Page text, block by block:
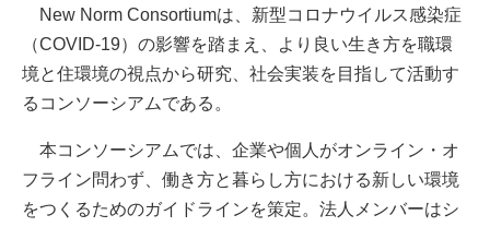
New Norm Consortiumは、新型コロナウイルス感染症
（COVID-19）の影響を踏まえ、より良い生き方を職環
境と住環境の視点から研究、社会実装を目指して活動す
るコンソーシアムである。
本コンソーシアムでは、企業や個人がオンライン・オ
フライン問わず、働き方と暮らし方における新しい環境
をつくるためのガイドラインを策定。法人メンバーはシ